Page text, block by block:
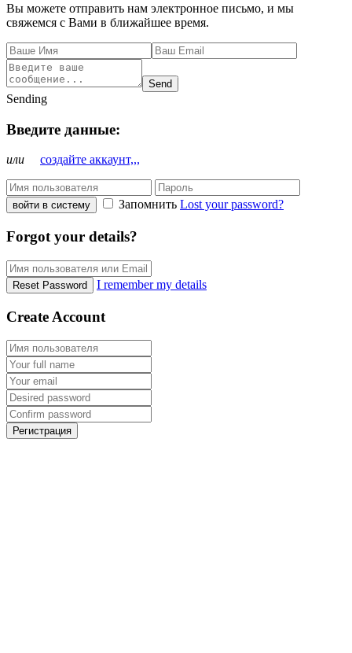
Вы можете отправить нам электронное письмо, и мы
свяжемся с Вами в ближайшее время.
Send
Sending
Введите данные:
или создайте аккаунт,,,
войти в систему Запомнить Lost your password?
Forgot your details?
Reset Password I remember my details
Create Account
Регистрация